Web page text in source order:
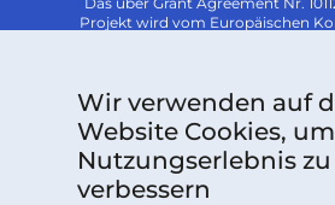
Projekt wird vom Europäischen
Sie haben Fragen oder
Wir verwenden auf
Website Cookies,
Nutzungserlebnis zu
verbessern